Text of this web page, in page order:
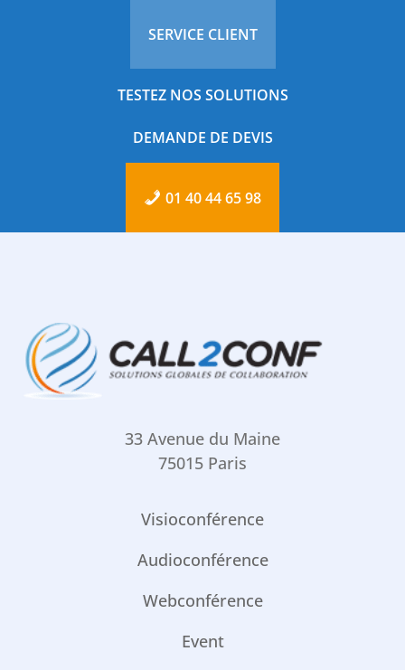
SERVICE CLIENT
TESTEZ NOS SOLUTIONS
DEMANDE DE DEVIS
01 40 44 65 98
33 Avenue du Maine
75015 Paris
Visioconférence
Audioconférence
Webconférence
Event